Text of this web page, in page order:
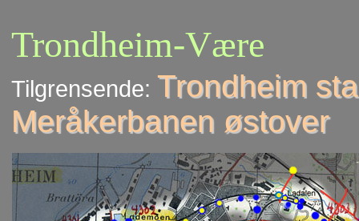
Trondheim-Være
Tilgrensende: Trondheim
Meråkerbanen østover